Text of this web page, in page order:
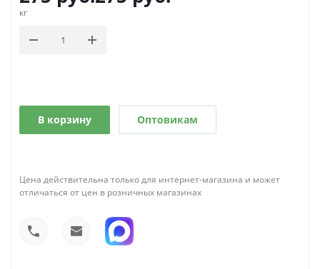
кг
В корзину Оптовикам
Цена действительна только для интернет-магазина и может
отличаться от цен в розничных магазинах